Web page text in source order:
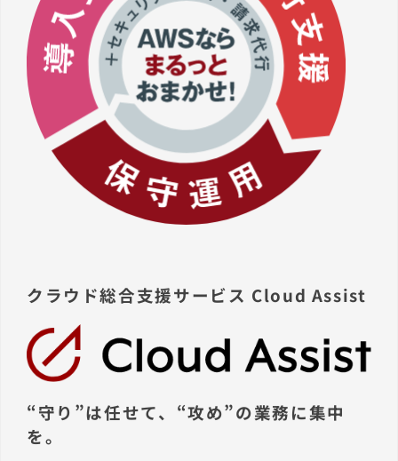
クラウド総合支援サービス Cloud Assist
“守り”は任せて、“攻め”の業務に集中
を。